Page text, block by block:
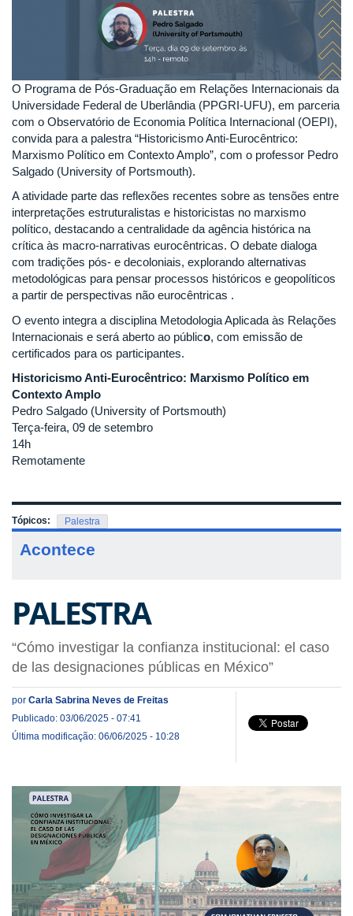
O Programa de Pós-Graduação em Relações Internacionais da
Universidade Federal de Uberlândia (PPGRI-UFU), em parceria
com o Observatório de Economia Política Internacional (OEPI),
convida para a palestra “Historicismo Anti-Eurocêntrico:
Marxismo Político em Contexto Amplo”, com o professor Pedro
Salgado (University of Portsmouth).
A atividade parte das reflexões recentes sobre as tensões entre
interpretações estruturalistas e historicistas no marxismo
político, destacando a centralidade da agência histórica na
crítica às macro-narrativas eurocêntricas. O debate dialoga
com tradições pós- e decoloniais, explorando alternativas
metodológicas para pensar processos históricos e geopolíticos
a partir de perspectivas não eurocêntricas .
O evento integra a disciplina Metodologia Aplicada às Relações
Internacionais e será aberto ao público, com emissão de
certificados para os participantes.
Historicismo Anti-Eurocêntrico: Marxismo Político em
Contexto Amplo
Pedro Salgado (University of Portsmouth)
Terça-feira, 09 de setembro
14h
Remotamente
Tópicos: Palestra
Acontece
PALESTRA
“Cómo investigar la confianza institucional: el caso
de las designaciones públicas en México”
por Carla Sabrina Neves de Freitas
Publicado: 03/06/2025 - 07:41
Última modificação: 06/06/2025 - 10:28